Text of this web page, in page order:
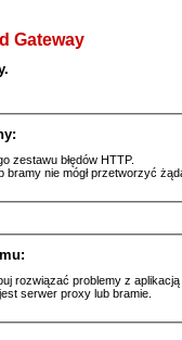
Gateway
zestawu błędów HTTP.
nie mógł przetworzyć
rozwiązać problemy z
serwer proxy lub bramie.